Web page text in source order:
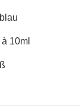
10ml